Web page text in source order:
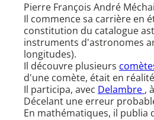
Pierre François André
Il commence sa carrière en
constitution du catalogue
instruments d'astronomes
longitudes).
Il découvre plusieurs
d'une comète, était en
Il participa, avec Delambre ,
Décelant une erreur
En mathématiques, il publia